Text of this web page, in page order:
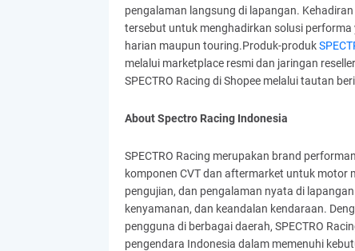
pengalaman langsung di lapangan. Kehadiran
tersebut untuk menghadirkan solusi
harian maupun touring.Produk-produk
melalui marketplace resmi dan jaringan
SPECTRO Racing di Shopee melalui tautan
About Spectro Racing Indonesia
SPECTRO Racing merupakan brand
komponen CVT dan aftermarket untuk motor
pengujian, dan pengalaman nyata di
kenyamanan, dan keandalan kendaraan.
pengguna di berbagai daerah, SPECTRO
pengendara Indonesia dalam memenuhi